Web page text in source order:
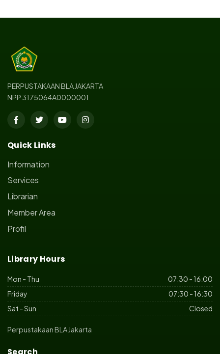
PERPUSTAKAAN BLA JAKARTA
NPP 3175064A0000001
Quick Links
Information
Services
Librarian
Member Area
Profil
Library Hours
Mon - Thu
07:30 - 16:00
Friday
07:30 - 16:30
Sat - Sun
Closed
Perpustakaan BLA Jakarta